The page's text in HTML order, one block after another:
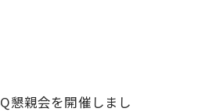
懇親会を開催しまし